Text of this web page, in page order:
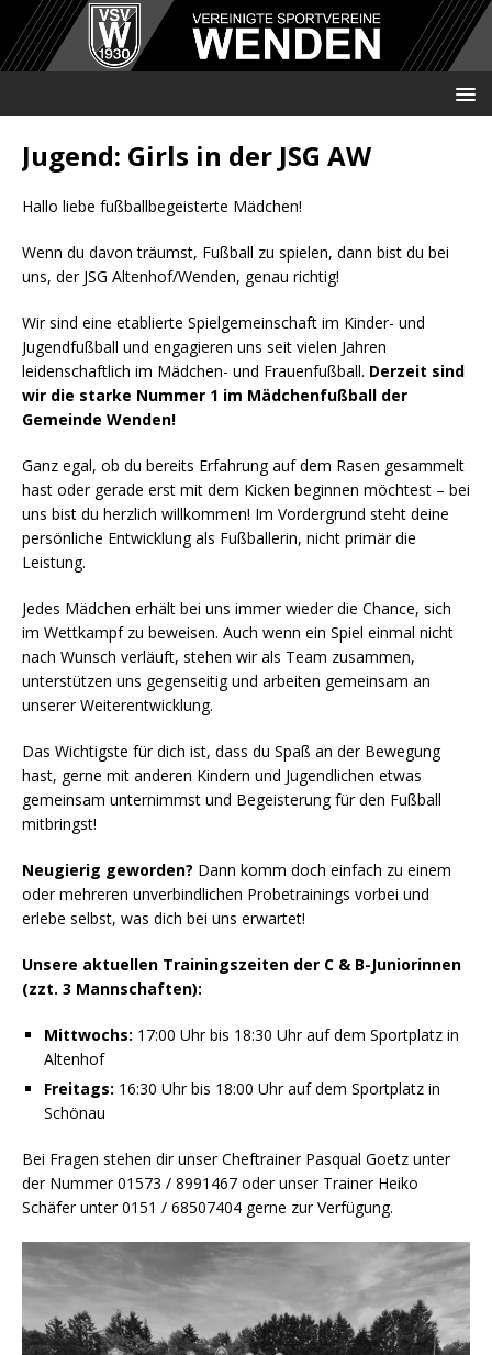
Jugend: Girls in der JSG AW
Hallo liebe fußballbegeisterte Mädchen!
Wenn du davon träumst, Fußball zu spielen, dann bist du bei
uns, der JSG Altenhof/Wenden, genau richtig!
Wir sind eine etablierte Spielgemeinschaft im Kinder- und
Jugendfußball und engagieren uns seit vielen Jahren
leidenschaftlich im Mädchen- und Frauenfußball. Derzeit sind
wir die starke Nummer 1 im Mädchenfußball der
Gemeinde Wenden!
Ganz egal, ob du bereits Erfahrung auf dem Rasen gesammelt
hast oder gerade erst mit dem Kicken beginnen möchtest – bei
uns bist du herzlich willkommen! Im Vordergrund steht deine
persönliche Entwicklung als Fußballerin, nicht primär die
Leistung.
Jedes Mädchen erhält bei uns immer wieder die Chance, sich
im Wettkampf zu beweisen. Auch wenn ein Spiel einmal nicht
nach Wunsch verläuft, stehen wir als Team zusammen,
unterstützen uns gegenseitig und arbeiten gemeinsam an
unserer Weiterentwicklung.
Das Wichtigste für dich ist, dass du Spaß an der Bewegung
hast, gerne mit anderen Kindern und Jugendlichen etwas
gemeinsam unternimmst und Begeisterung für den Fußball
mitbringst!
Neugierig geworden? Dann komm doch einfach zu einem
oder mehreren unverbindlichen Probetrainings vorbei und
erlebe selbst, was dich bei uns erwartet!
Unsere aktuellen Trainingszeiten der C & B-Juniorinnen
(zzt. 3 Mannschaften):
Mittwochs: 17:00 Uhr bis 18:30 Uhr auf dem Sportplatz in
Altenhof
Freitags: 16:30 Uhr bis 18:00 Uhr auf dem Sportplatz in
Schönau
Bei Fragen stehen dir unser Cheftrainer Pasqual Goetz unter
der Nummer 01573 / 8991467 oder unser Trainer Heiko
Schäfer unter 0151 / 68507404 gerne zur Verfügung.